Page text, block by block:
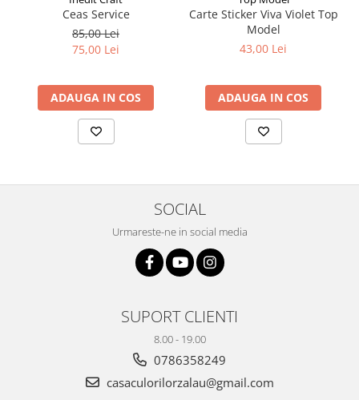
Rezerve
Cerneala Calimara, Patroane
Termosensibile
Table magnetice si de pluta
Ceas Service
85,00 Lei
75,00 Lei
ADAUGA IN COS
Carte Sticker Viva Violet Top
Model
43,00 Lei
ADAUGA IN COS
SOCIAL
Urmareste-ne in social media
SUPORT CLIENTI
8.00 - 19.00
0786358249
casaculorilorzalau@gmail.com